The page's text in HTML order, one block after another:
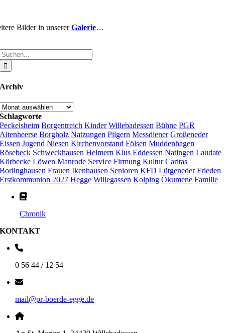
Bilder in unsererGalerie…
Archiv
Schlagworte
Peckelsheim Borgentreich Kinder Willebadessen Bühne PGR
Altenheerse Borgholz Natzungen Pilgern Messdiener Großeneder
Eissen Jugend Niesen Kirchenvorstand Fölsen Muddenhagen
Rösebeck Schweckhausen Helmern Klus Eddessen Natingen Laudate
Körbecke Löwen Manrode Service Firmung Kultur Caritas
Borlinghausen Frauen Ikenhausen Senioren KFD Lütgeneder Frieden
Erstkommunion 2027 Hegge Willegassen Kolping Ökumene Familie
Chronik
KONTAKT
0 56 44 / 12 54
mail@pr-boerde-egge.de